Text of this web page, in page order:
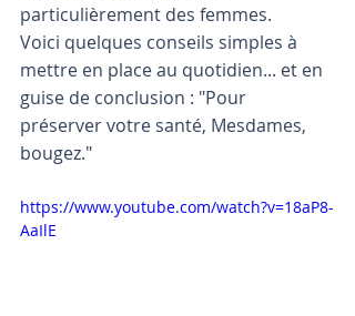
particulièrement des femmes.
Voici quelques conseils simples à
mettre en place au quotidien... et en
guise de conclusion : "Pour
préserver votre santé, Mesdames,
bougez."
https://www.youtube.com/watch?v=18aP8-
AaIlE